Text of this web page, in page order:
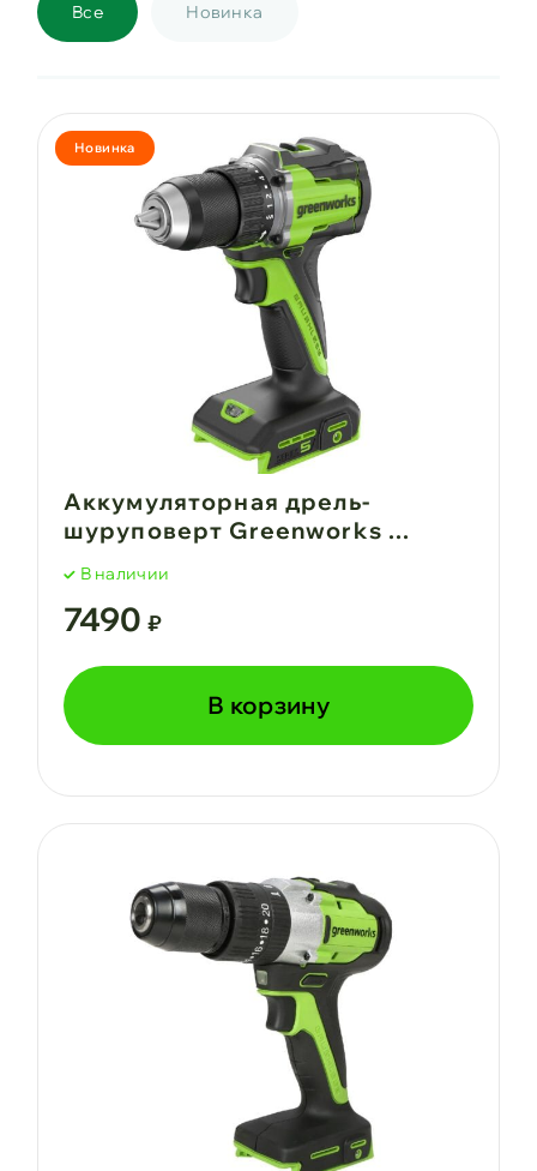
Все Новинка
Новинка
Аккумуляторная дрель-
шуруповерт Greenworks ...
В наличии
7490 ₽
В корзину